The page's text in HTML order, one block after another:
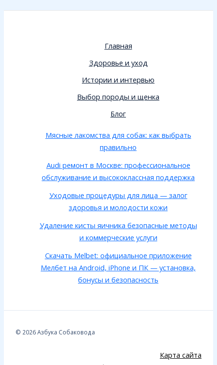
Главная
Здоровье и уход
Истории и интервью
Выбор породы и щенка
Блог
Мясные лакомства для собак: как выбрать
правильно
Audi ремонт в Москве: профессиональное
обслуживание и высококлассная поддержка
Уходовые процедуры для лица — залог
здоровья и молодости кожи
Удаление кисты яичника безопасные методы
и коммерческие услуги
Скачать Melbet: официальное приложение
Мелбет на Android, iPhone и ПК — установка,
бонусы и безопасность
© 2026 Азбука Собаковода
Карта сайта